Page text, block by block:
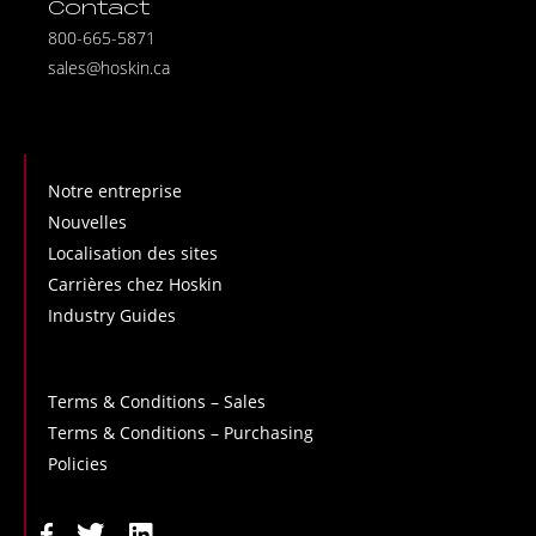
Contact
800-665-5871
sales@hoskin.ca
Notre entreprise
Nouvelles
Localisation des sites
Carrières chez Hoskin
Industry Guides
Terms & Conditions – Sales
Terms & Conditions – Purchasing
Policies